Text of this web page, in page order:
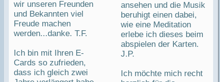
wir unseren Freunden
und Bekannten viel
Freude machen
werden...danke. T.F.
Ich bin mit Ihren E-
Cards so zufrieden,
dass ich gleich zwei
ansehen und die Musik
beruhigt einen dabei,
wie eine Meditation
erlebe ich dieses beim
abspielen der Karten.
J.P.
Ich möchte mich recht